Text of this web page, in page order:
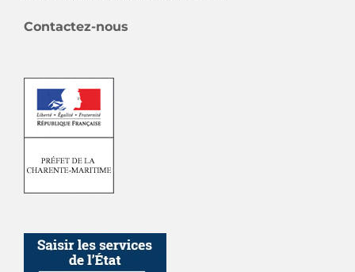
Contactez-nous